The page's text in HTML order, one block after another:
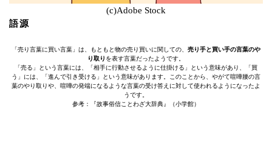
(c)Adobe Stock
語源
「売り言葉に買い言葉」は、もともと物の売り買いに関しての、 売り手と買い手の言葉のや
り取り を表す言葉だったようです。
「売る」という言葉には、「相手に行動させるように仕掛ける」という意味があり、「買
う」には、「進んで引き受ける」という意味があります。このことから、やがて喧嘩腰の言
葉のやり取りや、喧嘩の発端になるような言葉の受け答えに対して使われるようになったよ
うです。
参考：『故事俗信ことわざ大辞典』（小学館）